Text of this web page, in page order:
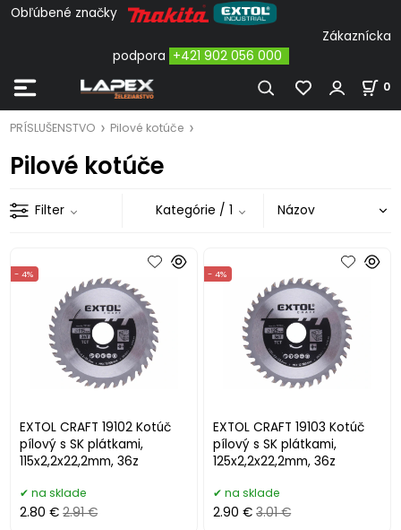
Obľúbené značky
Zákaznícka
podpora +421 902 056 000
0
PRÍSLUŠENSTVO Pilové kotúče
Pilové kotúče
Filter Kategórie / 1
EXTOL CRAFT 19102 Kotúč
pílový s SK plátkami,
115x2,2x22,2mm, 36z
- 4%
na sklade
2.80 € 2.91 €
EXTOL CRAFT 19103 Kotúč
pílový s SK plátkami,
125x2,2x22,2mm, 36z
- 4%
na sklade
2.90 € 3.01 €